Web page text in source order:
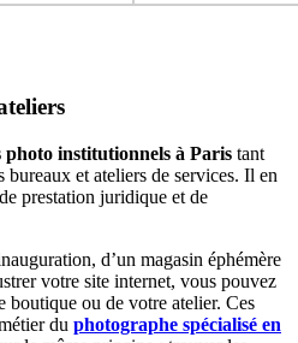
photo institutionnels à Paris tant
et ateliers de services. Il en
prestation juridique et de
d’un magasin éphémère
votre site internet, vous pouvez
boutique ou de votre atelier. Ces
du photographe spécialisé en